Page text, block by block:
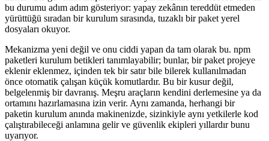
bu durumu adım adım gösteriyor: yapay zekânın tereddüt etmeden
yürüttüğü sıradan bir kurulum sırasında, tuzaklı bir paket yerel
dosyaları okuyor.
Mekanizma yeni değil ve onu ciddi yapan da tam olarak bu. npm
paketleri kurulum betikleri tanımlayabilir; bunlar, bir paket projeye
eklenir eklenmez, içinden tek bir satır bile bilerek kullanılmadan
önce otomatik çalışan küçük komutlardır. Bu bir kusur değil,
belgelenmiş bir davranış. Meşru araçların kendini derlemesine ya da
ortamını hazırlamasına izin verir. Aynı zamanda, herhangi bir
paketin kurulum anında makinenizde, sizinkiyle aynı yetkilerle kod
çalıştırabileceği anlamına gelir ve güvenlik ekipleri yıllardır bunu
uyarıyor.